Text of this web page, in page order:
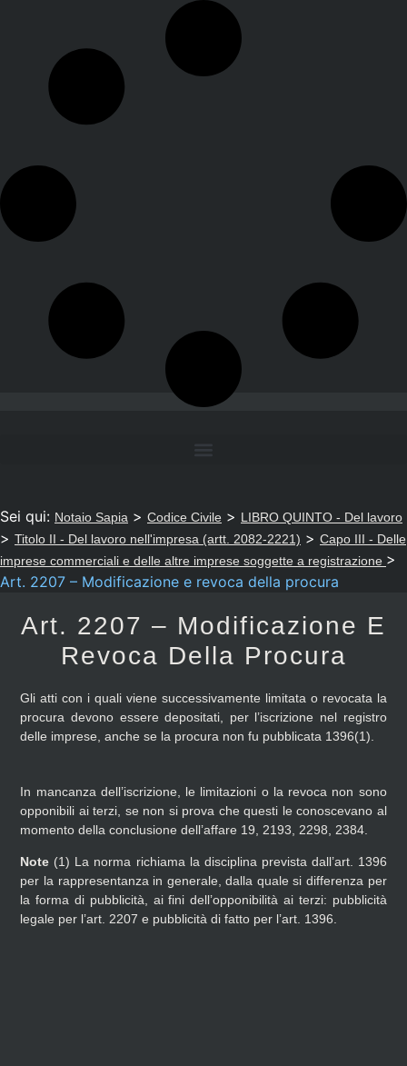
Sei qui: Notaio Sapia > Codice Civile > LIBRO QUINTO - Del lavoro
> Titolo II - Del lavoro nell'impresa (artt. 2082-2221) > Capo III - Delle
imprese commerciali e delle altre imprese soggette a registrazione >
Art. 2207 – Modificazione e revoca della procura
Art. 2207 – Modificazione E
Revoca Della Procura
Gli atti con i quali viene successivamente limitata o revocata la
procura devono essere depositati, per l’iscrizione nel registro
delle imprese, anche se la procura non fu pubblicata 1396(1).
In mancanza dell’iscrizione, le limitazioni o la revoca non sono
opponibili ai terzi, se non si prova che questi le conoscevano al
momento della conclusione dell’affare 19, 2193, 2298, 2384.
Note (1) La norma richiama la disciplina prevista dall’art. 1396
per la rappresentanza in generale, dalla quale si differenza per
la forma di pubblicità, ai fini dell’opponibilità ai terzi: pubblicità
legale per l’art. 2207 e pubblicità di fatto per l’art. 1396.